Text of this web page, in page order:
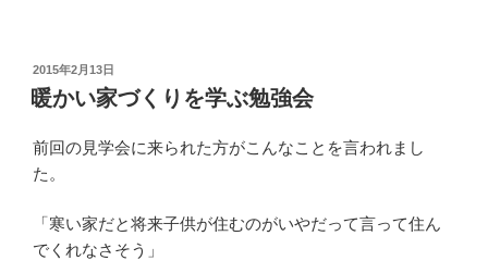
投
稿
日:
2015年2月13日
暖かい家づくりを学ぶ勉強会
前回の見学会に来られた方がこんなことを言われまし
た。
「寒い家だと将来子供が住むのがいやだって言って住ん
でくれなさそう」